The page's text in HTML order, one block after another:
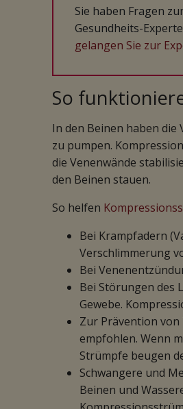
Sie haben Fragen
Gesundheits-
gelangen Sie zur
So
In den Beinen haben die
zu pumpen.
die Venenwände
den Beinen stauen.
So helfen
Bei Krampfadern
Verschlimmerung
Bei
Bei Störungen des
Gewebe.
Zur Prävention
empfohlen. Wenn
Strümpfe beugen
Schwangere und
Beinen und